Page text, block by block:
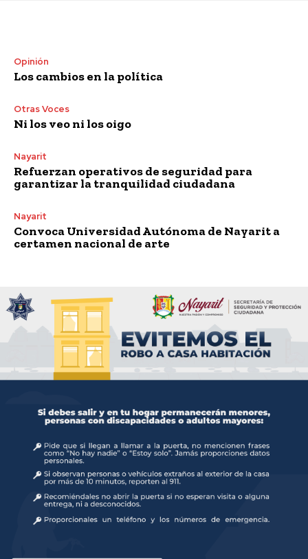
Opinión
Los cambios en la política
Otras Voces
Ni los veo ni los oigo
Nayarit
Refuerzan operativos de seguridad para
garantizar la tranquilidad ciudadana
Nayarit
Convoca Universidad Autónoma de Nayarit a
certamen nacional de arte